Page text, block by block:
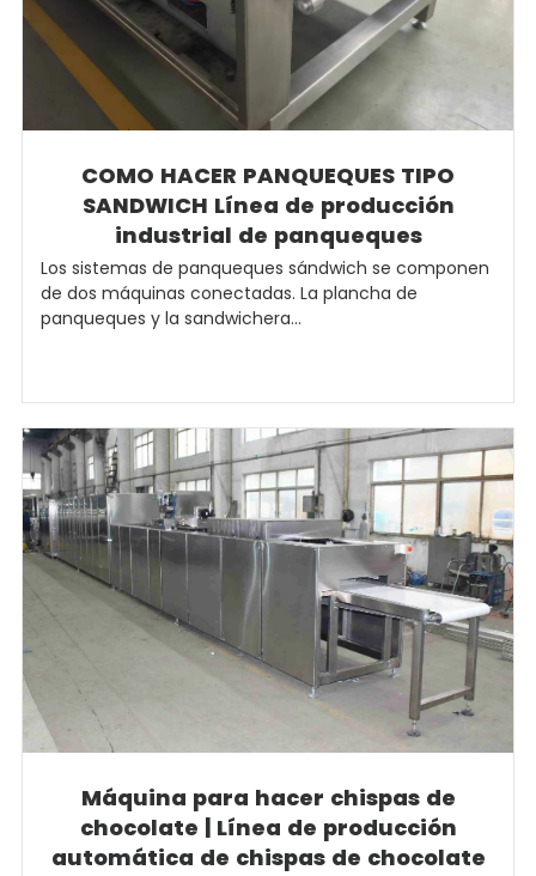
COMO HACER PANQUEQUES TIPO
SANDWICH Línea de producción
industrial de panqueques
Los sistemas de panqueques sándwich se componen
de dos máquinas conectadas. La plancha de
panqueques y la sandwichera...
Máquina para hacer chispas de
chocolate | Línea de producción
automática de chispas de chocolate